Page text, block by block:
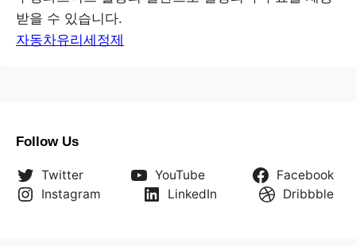
받을 수 있습니다.
자동차유리세정제
Follow Us
Twitter YouTube
Facebook
Instagram
LinkedIn Dribbble